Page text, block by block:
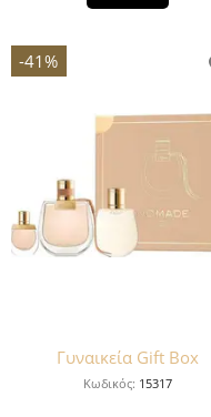
-41%
Γυναικεία Gift Box
Κωδικός: 15317